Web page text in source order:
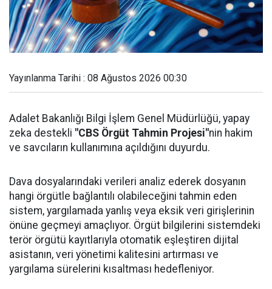
Yayınlanma Tarihi : 08 Ağustos 2026 00:30
Adalet Bakanlığı Bilgi İşlem Genel Müdürlüğü, yapay
zeka destekli "CBS Örgüt Tahmin Projesi"nin hakim
ve savcıların kullanımına açıldığını duyurdu.
Dava dosyalarındaki verileri analiz ederek dosyanın
hangi örgütle bağlantılı olabileceğini tahmin eden
sistem, yargılamada yanlış veya eksik veri girişlerinin
önüne geçmeyi amaçlıyor. Örgüt bilgilerini sistemdeki
terör örgütü kayıtlarıyla otomatik eşleştiren dijital
asistanın, veri yönetimi kalitesini artırması ve
yargılama sürelerini kısaltması hedefleniyor.